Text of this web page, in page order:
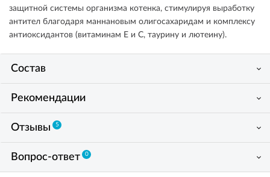
защитной системы организма котенка, стимулируя выработку
антител благодаря маннановым олигосахаридам и комплексу
антиоксидантов (витаминам E и C, таурину и лютеину).
Состав
Рекомендации
Отзывы 5
Вопрос-ответ 0